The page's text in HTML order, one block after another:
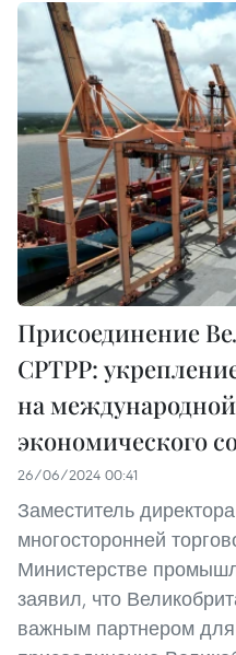
Присоединение
CPTPP:
на
экономического
26/06/2024 00:41
Заместитель
многосторонней
Министерстве
заявил, что
важным партнером